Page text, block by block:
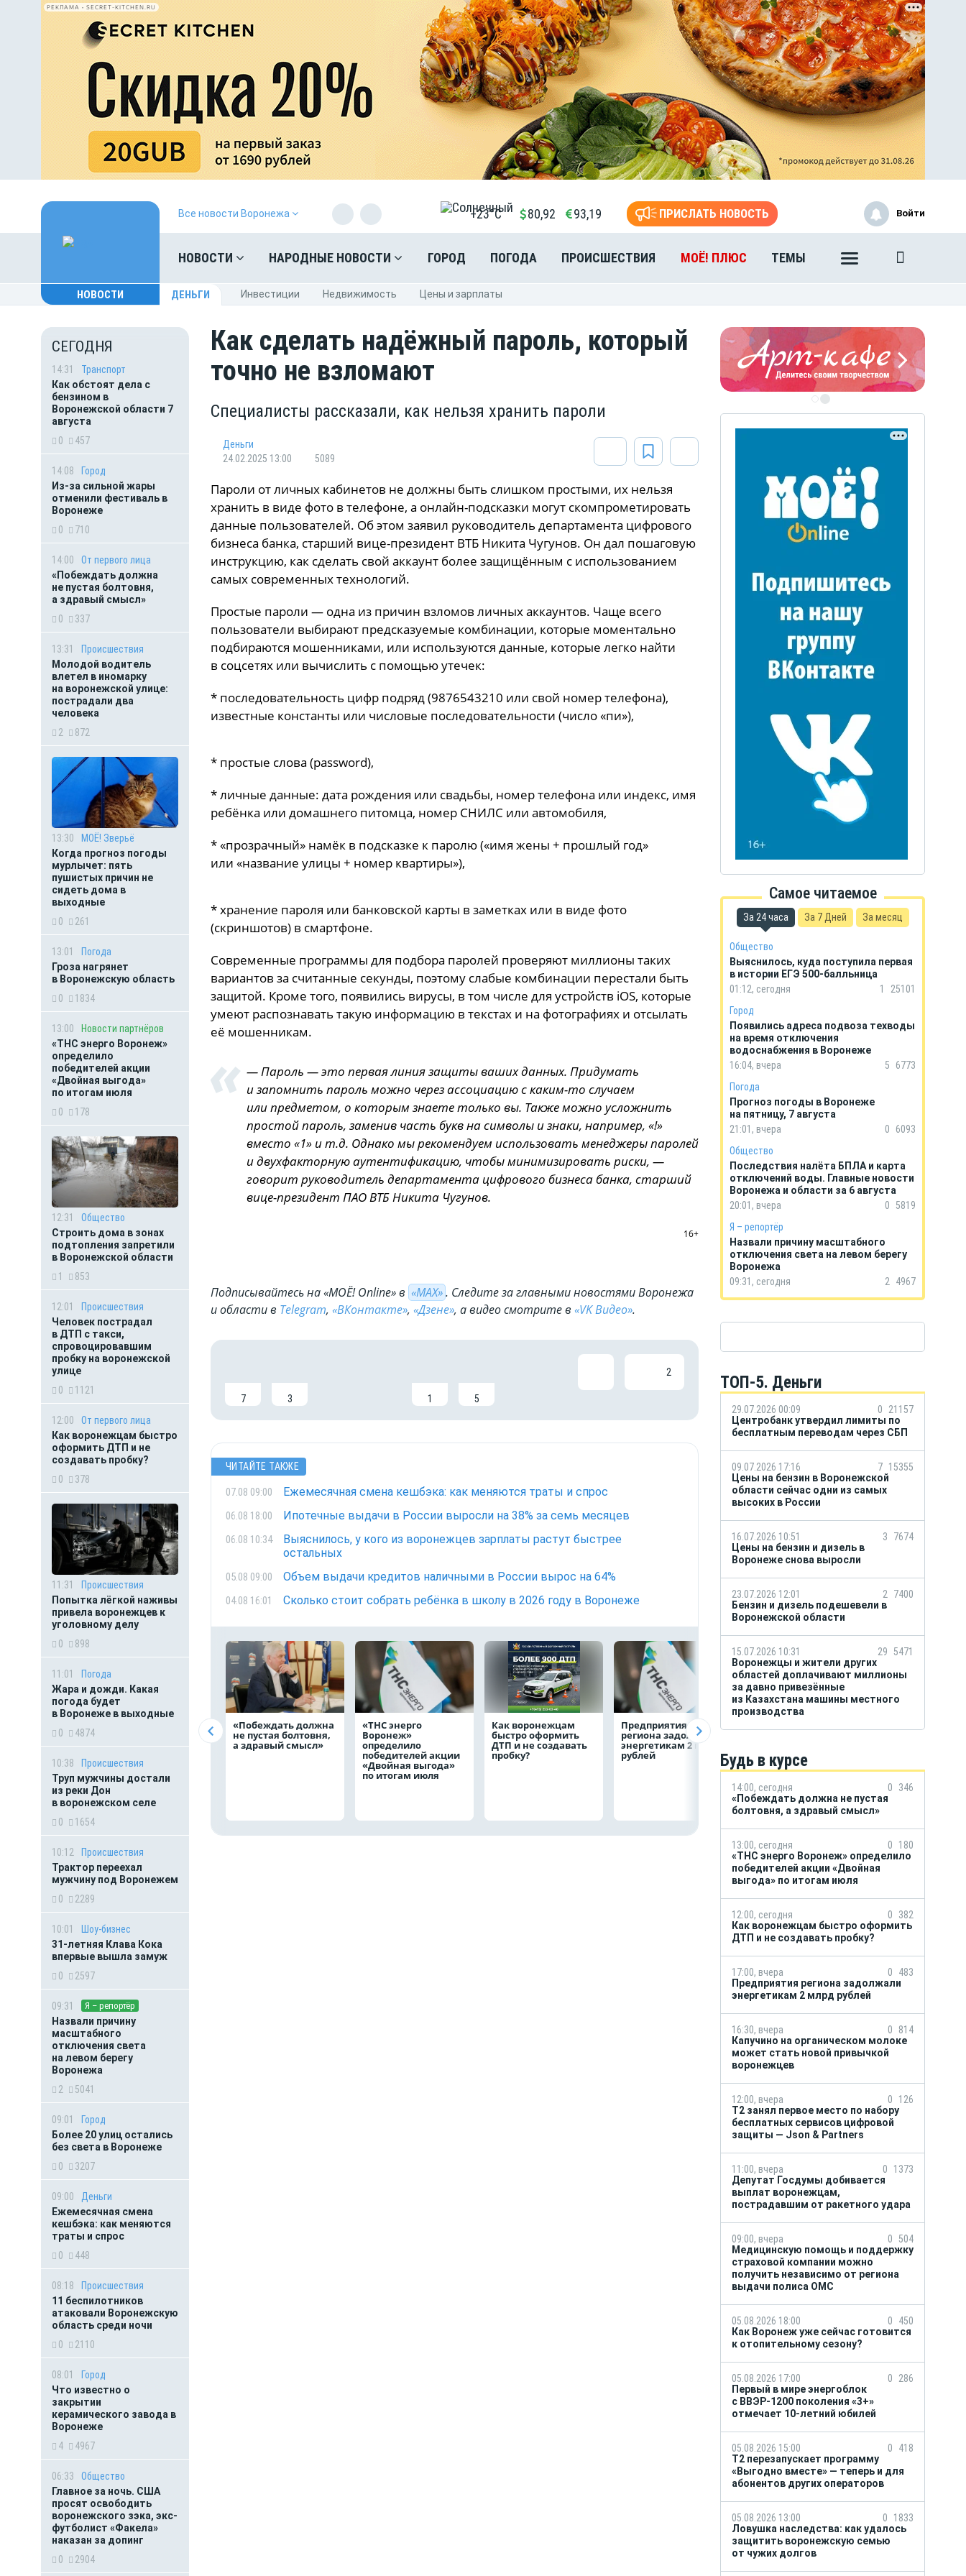
РЕКЛАМА • SECRET-KITCHEN.RU
Все новости Воронежа +23°C 80,92 93,19 ПРИСЛАТЬ НОВОСТЬ
НОВОСТИ НАРОДНЫЕ НОВОСТИ ГОРОД ПОГОДА ПРОИСШЕСТВИЯ МОЁ! ПЛЮС ТЕМЫ
Войти
НОВОСТИ ДЕНЬГИ Инвестиции Недвижимость Цены и зарплаты
СЕГОДНЯ
14:31
Транспорт
Как обстоят дела с
бензином в
Воронежской области 7
августа
0
457
14:08
Город
Из-за сильной жары
отменили фестиваль в
Воронеже
0
710
14:00
От первого лица
«Побеждать должна
не пустая болтовня,
а здравый смысл»
0
337
13:31
Происшествия
Молодой водитель
влетел в иномарку
на воронежской улице:
пострадали два
человека
2
872
13:30
МОЁ! Зверьё
Когда прогноз погоды
мурлычет: пять
пушистых причин не
сидеть дома в
выходные
0
261
13:01
Погода
Гроза нагрянет
в Воронежскую область
0
1834
13:00
Новости партнёров
«ТНС энерго Воронеж»
определило
победителей акции
«Двойная выгода»
по итогам июля
0
178
12:31
Общество
Строить дома в зонах
подтопления запретили
в Воронежской области
1
853
12:01
Происшествия
Человек пострадал
в ДТП с такси,
спровоцировавшим
пробку на воронежской
улице
0
1121
12:00
От первого лица
Как воронежцам быстро
оформить ДТП и не
создавать пробку?
0
378
11:31
Происшествия
Попытка лёгкой наживы
привела воронежцев к
уголовному делу
0
898
11:01
Погода
Жара и дожди. Какая
погода будет
в Воронеже в выходные
0
4874
10:38
Происшествия
Труп мужчины достали
из реки Дон
в воронежском селе
0
1654
10:12
Происшествия
Трактор переехал
мужчину под Воронежем
0
2289
10:01
Шоу-бизнес
31-летняя Клава Кока
впервые вышла замуж
0
2597
09:31 Я – репортёр
Назвали причину
масштабного
отключения света
на левом берегу
Воронежа
2
5041
09:01
Город
Более 20 улиц остались
без света в Воронеже
0
3207
09:00
Деньги
Ежемесячная смена
кешбэка: как меняются
траты и спрос
0
448
08:18
Происшествия
11 беспилотников
атаковали Воронежскую
область среди ночи
0
2110
08:01
Город
Что известно о
закрытии
керамического завода в
Воронеже
4
4967
06:33
Общество
Главное за ночь. CША
просят освободить
воронежского зэка, экс-
футболист «Факела»
наказан за допинг
0
2904
Как сделать надёжный пароль, который
точно не взломают
Специалисты рассказали, как нельзя хранить пароли
Деньги
24.02.2025 13:00
5089
Пароли от личных кабинетов не должны быть слишком простыми, их нельзя
хранить в виде фото в телефоне, а онлайн-подсказки могут скомпрометировать
данные пользователей. Об этом заявил руководитель департамента цифрового
бизнеса банка, старший вице-президент ВТБ Никита Чугунов. Он дал пошаговую
инструкцию, как сделать свой аккаунт более защищённым с использованием
самых современных технологий.
Простые пароли — одна из причин взломов личных аккаунтов. Чаще всего
пользователи выбирают предсказуемые комбинации, которые моментально
подбираются мошенниками, или используются данные, которые легко найти
в соцсетях или вычислить с помощью утечек:
* последовательность цифр подряд (9876543210 или свой номер телефона),
известные константы или числовые последовательности (число «пи»),
* простые слова (password),
* личные данные: дата рождения или свадьбы, номер телефона или индекс, имя
ребёнка или домашнего питомца, номер СНИЛС или автомобиля,
* «прозрачный» намёк в подсказке к паролю («имя жены + прошлый год»
или «название улицы + номер квартиры»),
* хранение пароля или банковской карты в заметках или в виде фото
(скриншотов) в смартфоне.
Современные программы для подбора паролей проверяют миллионы таких
вариантов за считанные секунды, поэтому слабые комбинации перестали быть
защитой. Кроме того, появились вирусы, в том числе для устройств iOS, которые
умеют распознавать такую информацию в текстах и на фотографиях и отсылать
её мошенникам.
— Пароль — это первая линия защиты ваших данных. Придумать
и запомнить пароль можно через ассоциацию с каким-то случаем
или предметом, о которым знаете только вы. Также можно усложнить
простой пароль, заменив часть букв на символы и знаки, например, «!»
вместо «1» и т.д. Однако мы рекомендуем использовать менеджеры паролей
и двухфакторную аутентификацию, чтобы минимизировать риски, —
говорит руководитель департамента цифрового бизнеса банка, старший
вице-президент ПАО ВТБ Никита Чугунов.
16+
Подписывайтесь на «МОЁ! Online» в «МАХ». Cледите за главными новостями Воронежа
и области в Telegram, «ВКонтакте», «Дзене», а видео смотрите в «VK Видео».
7 3 1 5
2
ЧИТАЙТЕ ТАКЖЕ
07.08 09:00 Ежемесячная смена кешбэка: как меняются траты и спрос
06.08 18:00 Ипотечные выдачи в России выросли на 38% за семь месяцев
06.08 10:34
Выяснилось, у кого из воронежцев зарплаты растут быстрее
остальных
05.08 09:00 Объем выдачи кредитов наличными в России вырос на 64%
04.08 16:01 Сколько стоит собрать ребёнка в школу в 2026 году в Воронеже
«Побеждать должна
не пустая болтовня,
а здравый смысл»
«ТНС энерго
Воронеж»
определило
победителей акции
«Двойная выгода»
по итогам июля
Как воронежцам
быстро оформить
ДТП и не создавать
пробку?
Предприятия
региона задолжали
энергетикам 2 млрд
рублей новой привычкой
воронежцев
Т2 занял первое
Partners
Книга памяти воронежских
ЭТО БЫЛО В
воинов-интернационалистов
ЭТО БЫЛО В
Книга памяти воронежских
Самое читаемое
За 24 часа За 7 Дней За месяц
Общество
Выяснилось, куда поступила первая
в истории ЕГЭ 500-балльница
01:12, сегодня
1
25101
Город
Появились адреса подвоза техводы
на время отключения
водоснабжения в Воронеже
16:04, вчера
5
6773
Погода
Прогноз погоды в Воронеже
на пятницу, 7 августа
21:01, вчера
0
6093
Общество
Последствия налёта БПЛА и карта
отключений воды. Главные новости
Воронежа и области за 6 августа
20:01, вчера
0 5819
Я – репортёр
Назвали причину масштабного
отключения света на левом берегу
Воронежа
09:31, сегодня
2 4967
ТОП-5. Деньги
29.07.2026 00:09 0
21157
Центробанк утвердил лимиты по
бесплатным переводам через СБП
09.07.2026 17:16 7 15355
Цены на бензин в Воронежской
области сейчас одни из самых
высоких в России
16.07.2026 10:51 3
7674
Цены на бензин и дизель в
Воронеже снова выросли
23.07.2026 12:01 2
7400
Бензин и дизель подешевели в
Воронежской области
15.07.2026 10:31 29 5471
Воронежцы и жители других
областей доплачивают миллионы
за давно привезённые
из Казахстана машины местного
производства
Будь в курсе
14:00, сегодня 0
346
«Побеждать должна не пустая
болтовня, а здравый смысл»
13:00, сегодня 0
180
«ТНС энерго Воронеж» определило
победителей акции «Двойная
выгода» по итогам июля
12:00, сегодня 0
382
Как воронежцам быстро оформить
ДТП и не создавать пробку?
17:00, вчера 0
483
Предприятия региона задолжали
энергетикам 2 млрд рублей
16:30, вчера 0
814
Капучино на органическом молоке
может стать новой привычкой
воронежцев
12:00, вчера 0
126
Т2 занял первое место по набору
бесплатных сервисов цифровой
защиты — Json & Partners
11:00, вчера 0
1373
Депутат Госдумы добивается
выплат воронежцам,
пострадавшим от ракетного удара
09:00, вчера 0 504
Медицинскую помощь и поддержку
страховой компании можно
получить независимо от региона
выдачи полиса ОМС
05.08.2026 18:00 0
450
Как Воронеж уже сейчас готовится
к отопительному сезону?
05.08.2026 17:00 0
286
Первый в мире энергоблок
с ВВЭР-1200 поколения «3+»
отмечает 10-летний юбилей
05.08.2026 15:00 0
418
Т2 перезапускает программу
«Выгодно вместе» — теперь и для
абонентов других операторов
05.08.2026 13:00 0
1833
Ловушка наследства: как удалось
защитить воронежскую семью
от чужих долгов